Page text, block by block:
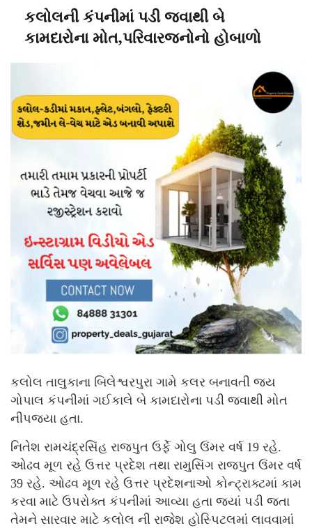
કલોલની કંપનીમાં પડી જવાથી બે
કામદારોના મોત,પરિવારજનોનો હોબાળો
કલોલ તાલુકાના બિલેશ્વરપુરા ગામે કલર બનાવતી જય
ગોપાલ કંપનીમાં ગઈકાલે બે કામદારોના પડી જવાથી મોત
નીપજ્યા હતા.
નિતેશ રામચંદ્રસિંહ રાજપુત ઉર્ફે ગોલુ ઉંમર વર્ષ 19 રહે.
ઓઢવ મૂળ રહે ઉત્તર પ્રદેશ તથા રામુસિંગ રાજપુત ઉંમર વર્ષ
39 રહે. ઓઢવ મૂળ રહે ઉત્તર પ્રદેશનાઓ કોન્ટ્રાક્ટમાં કામ
કરવા માટે ઉપરોક્ત કંપનીમાં આવ્યા હતા જ્યાં પડી જતા
તેમને સારવાર માટે કલોલ ની રાજેશ હોસ્પિટલમાં લાવવામાં